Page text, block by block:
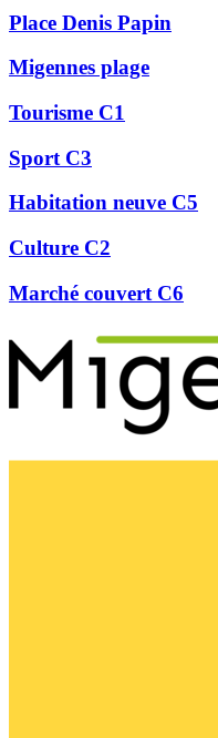
Place Denis Papin
Migennes plage
Tourisme C1
Sport C3
Habitation neuve C5
Culture C2
Marché couvert C6
Précédent
Suivant